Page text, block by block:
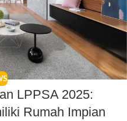
LPPSA 2025:
Rumah Impian